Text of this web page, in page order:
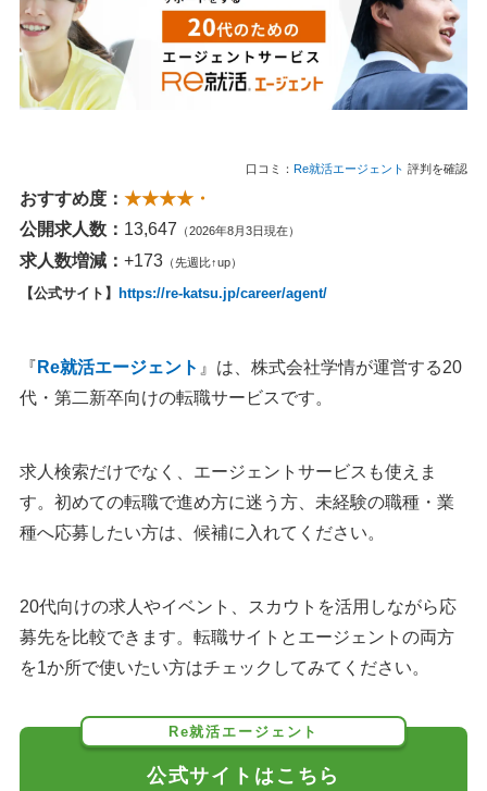
口コミ： Re就活エージェント 評判を確認
おすすめ度： ★★★★・
公開求人数： 13,647 （2026年8月3日現在）
求人数増減： +173 （先週比↑up）
【公式サイト】 https://re-katsu.jp/career/agent/
『 Re就活エージェント 』は、株式会社学情が運営する20
代・第二新卒向けの転職サービスです。
求人検索だけでなく、エージェントサービスも使えま
す。初めての転職で進め方に迷う方、未経験の職種・業
種へ応募したい方は、候補に入れてください。
20代向けの求人やイベント、スカウトを活用しながら応
募先を比較できます。転職サイトとエージェントの両方
を1か所で使いたい方はチェックしてみてください。
Re就活エージェント
公式サイトはこちら